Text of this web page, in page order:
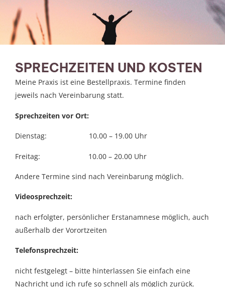
SPRECHZEITEN UND KOSTEN
Meine Praxis ist eine Bestellpraxis. Termine finden
jeweils nach Vereinbarung statt.
Sprechzeiten vor Ort:
Dienstag: 10.00 – 19.00 Uhr
Freitag: 10.00 – 20.00 Uhr
Andere Termine sind nach Vereinbarung möglich.
Videosprechzeit:
nach erfolgter, persönlicher Erstanamnese möglich, auch
außerhalb der Vorortzeiten
Telefonsprechzeit:
nicht festgelegt – bitte hinterlassen Sie einfach eine
Nachricht und ich rufe so schnell als möglich zurück.